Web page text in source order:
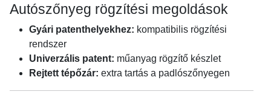
Autószőnyeg rögzítési megoldások
Gyári patenthelyekhez: kompatibilis rögzítési
rendszer
Univerzális patent: műanyag rögzítő készlet
Rejtett tépőzár: extra tartás a padlószőnyegen